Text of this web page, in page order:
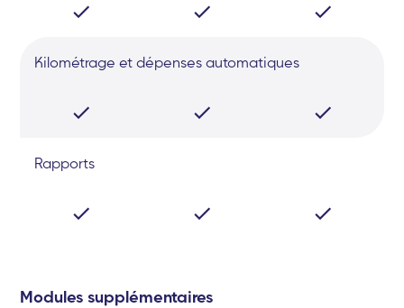
Kilométrage et dépenses automatiques
Rapports
Modules supplémentaires